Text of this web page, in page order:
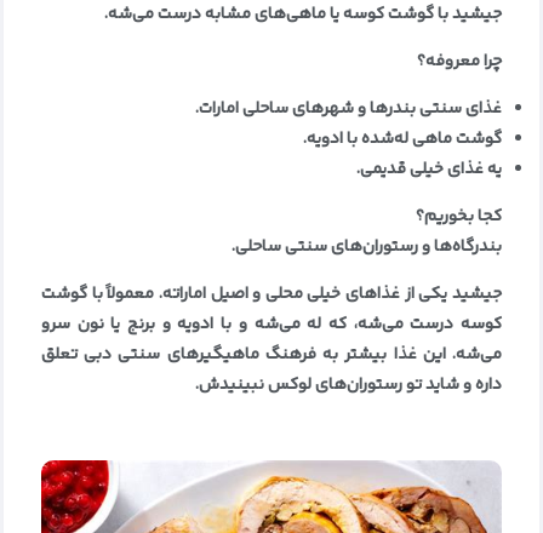
جیشید با گوشت کوسه یا ماهی‌های مشابه درست می‌شه.
چرا معروفه؟
غذای سنتی بندرها و شهرهای ساحلی امارات.
گوشت ماهی له‌شده با ادویه.
یه غذای خیلی قدیمی.
کجا بخوریم؟
بندرگاه‌ها و رستوران‌های سنتی ساحلی.
جیشید یکی از غذاهای خیلی محلی و اصیل اماراته. معمولاً با گوشت
کوسه درست می‌شه، که له می‌شه و با ادویه و برنج یا نون سرو
می‌شه. این غذا بیشتر به فرهنگ ماهیگیرهای سنتی دبی تعلق
داره و شاید تو رستوران‌های لوکس نبینیدش.